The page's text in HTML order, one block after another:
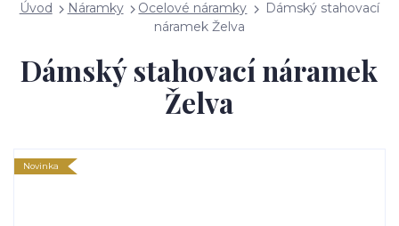
Úvod Náramky Ocelové náramky
Dámský stahovací
náramek Želva
Dámský stahovací náramek
Želva
Novinka